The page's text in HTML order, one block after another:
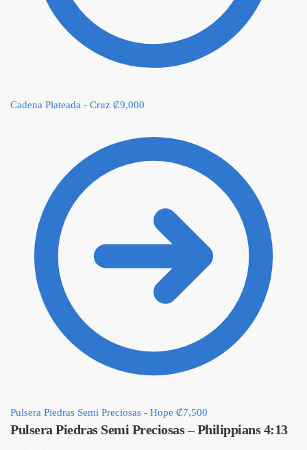
Cadena Plateada - Cruz ₡9,000
Pulsera Piedras Semi Preciosas - Hope ₡7,500
Pulsera Piedras Semi Preciosas – Philippians 4:13